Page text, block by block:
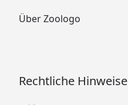
Über Zoologo
Rechtliche Hinweise